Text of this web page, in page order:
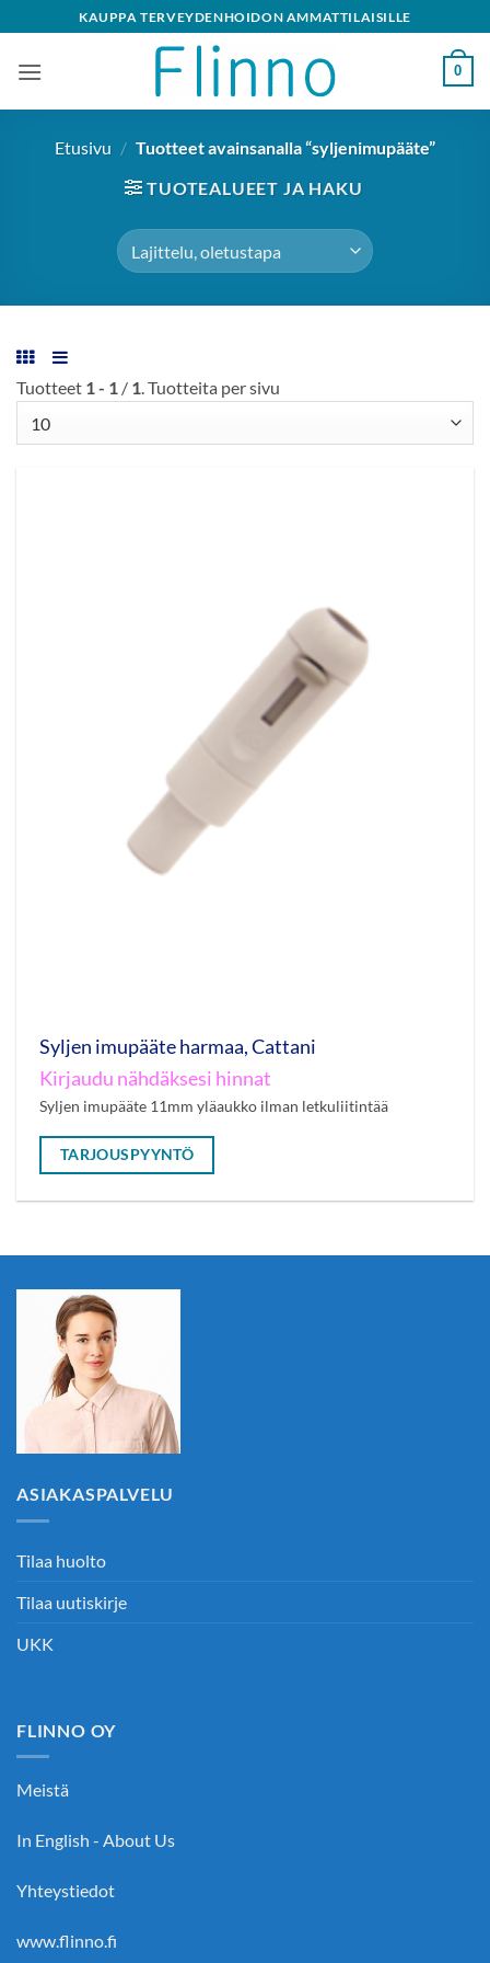
to
content
KAUPPA TERVEYDENHOIDON AMMATTILAISILLE
0
Etusivu / Tuotteet avainsanalla “syljenimupääte”
TUOTEALUEET JA HAKU
Tuotteet 1 - 1 / 1. Tuotteita per sivu
Syljen imupääte harmaa, Cattani
Kirjaudu nähdäksesi hinnat
Syljen imupääte 11mm yläaukko ilman letkuliitintää
TARJOUSPYYNTÖ
ASIAKASPALVELU
Tilaa huolto
Tilaa uutiskirje
UKK
FLINNO OY
Meistä
In English - About Us
Yhteystiedot
www.flinno.fi